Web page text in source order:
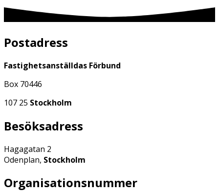
Postadress
Fastighetsanställdas Förbund
Box 70446
107 25 Stockholm
Besöksadress
Hagagatan 2
Odenplan, Stockholm
Organisationsnummer